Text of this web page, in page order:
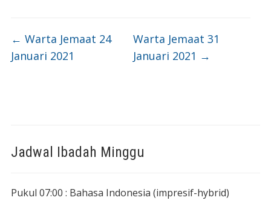
← Warta Jemaat 24
Januari 2021
Warta Jemaat 31
Januari 2021 →
Jadwal Ibadah Minggu
Pukul 07:00 : Bahasa Indonesia (impresif-hybrid)